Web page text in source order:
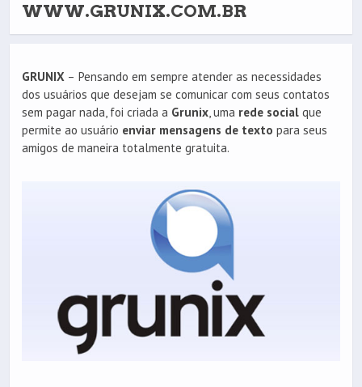
WWW.GRUNIX.COM.BR
GRUNIX – Pensando em sempre atender as necessidades
dos usuários que desejam se comunicar com seus contatos
sem pagar nada, foi criada a Grunix, uma rede social que
permite ao usuário enviar mensagens de texto para seus
amigos de maneira totalmente gratuita.